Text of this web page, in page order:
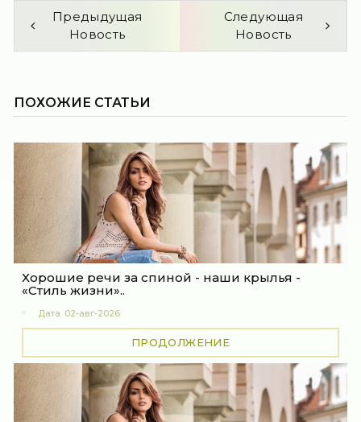
Предыдущая
Новость
Следующая
Новость
ПОХОЖИЕ СТАТЬИ
Хорошие речи за спиной - наши крылья -
«Стиль жизни»..
Дата 02-авг-2026
ПРОДОЛЖЕНИЕ